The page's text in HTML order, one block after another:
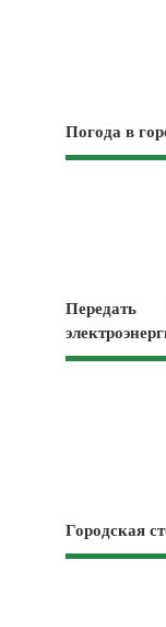
Погода в
Передать
Городская